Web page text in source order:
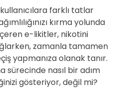
farklı tatlar
kırma yolunda
e-likitler, nikotini
zamanla tamamen
yapmanıza olanak tanır.
sürecinde nasıl bir adım
gösteriyor, değil mi?